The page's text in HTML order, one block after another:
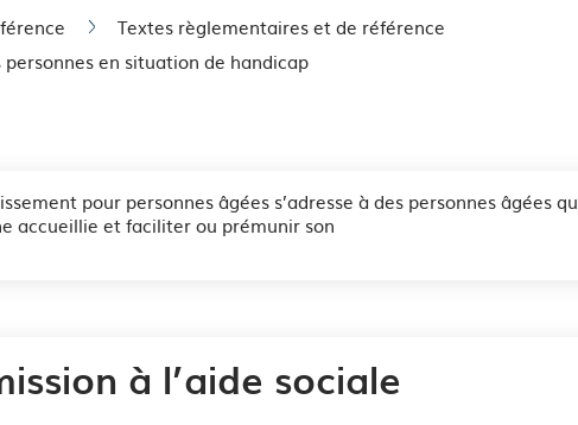
Textes règlementaires et de référence
personnes en situation de handicap
pour personnes âgées s’adresse à des personnes âgées
accueillie et faciliter ou prémunir son
à l’aide sociale